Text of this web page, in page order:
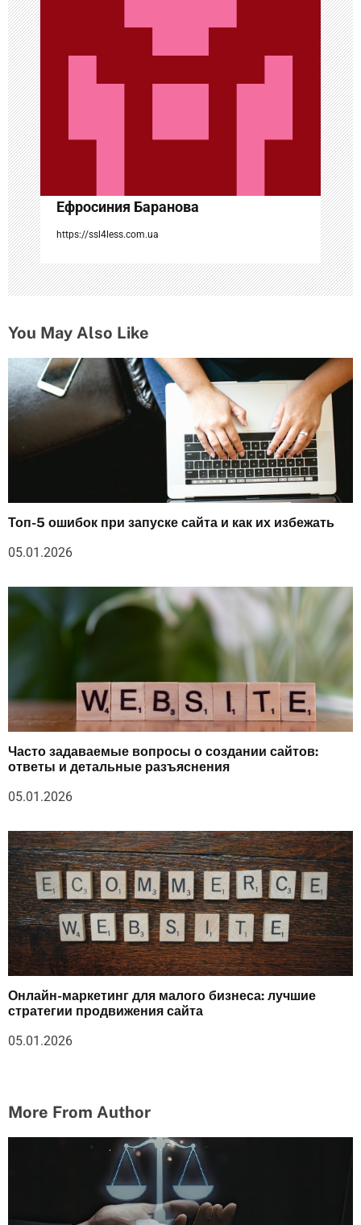
з
а
п
и
с
я
м
Ефросиния Баранова
https://ssl4less.com.ua
You May Also Like
Топ-5 ошибок при запуске сайта и как их избежать
05.01.2026
Часто задаваемые вопросы о создании сайтов:
ответы и детальные разъяснения
05.01.2026
Онлайн-маркетинг для малого бизнеса: лучшие
стратегии продвижения сайта
05.01.2026
More From Author